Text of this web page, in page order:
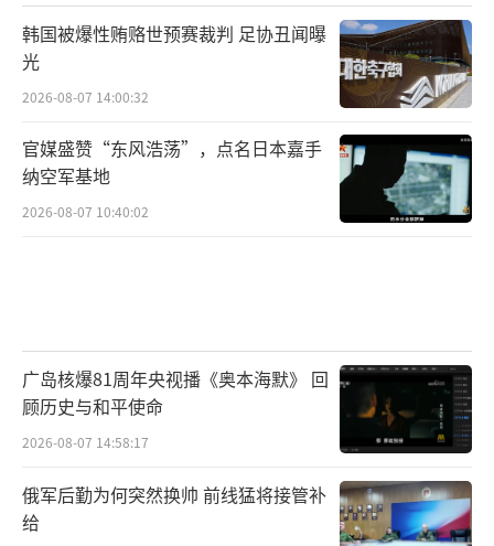
韩国被爆性贿赂世预赛裁判 足协丑闻曝
光
2026-08-07 14:00:32
官媒盛赞“东风浩荡”，点名日本嘉手
纳空军基地
2026-08-07 10:40:02
广岛核爆81周年央视播《奥本海默》 回
顾历史与和平使命
2026-08-07 14:58:17
俄军后勤为何突然换帅 前线猛将接管补
给